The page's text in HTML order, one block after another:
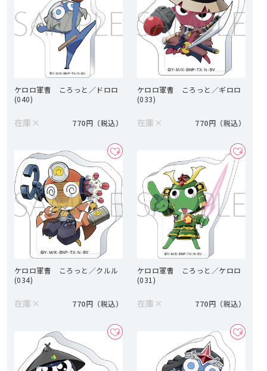
ケロロ軍曹 ころっと／ドロロ
(040)
在庫 × 770円
ケロロ軍曹 ころっと／ギロロ
(033)
在庫 × 770円
ケロロ軍曹 ころっと／クルル
(034)
在庫 × 770円
ケロロ軍曹 ころっと／ケロロ
(031)
在庫 × 770円